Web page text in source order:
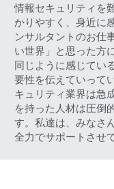
情報セキュリティを
かりやすく、身近に
ンサルタントのお仕
い世界」と思った方
同じように感じてい
要性を伝えていって
キュリティ業界は急
を持った人材は圧倒
す。私達は、みなさ
全力でサポートさせ